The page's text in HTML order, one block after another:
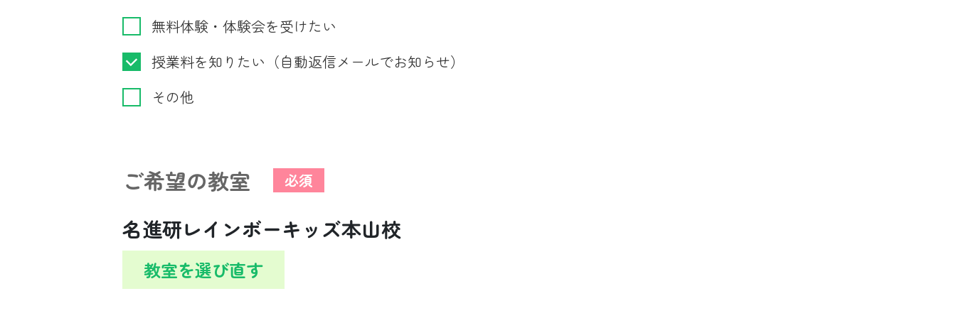
無料体験・体験会を受けたい
授業料を知りたい（自動返信メールでお知らせ）
その他
ご希望の教室 必須
名進研レインボーキッズ本山校
教室を選び直す